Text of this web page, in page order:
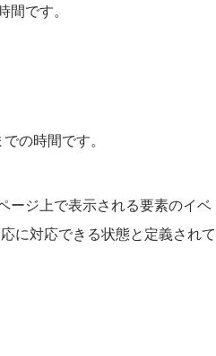
です。
の時間です。
ージ上で表示される要素のイベ
に対応できる状態と定義されて